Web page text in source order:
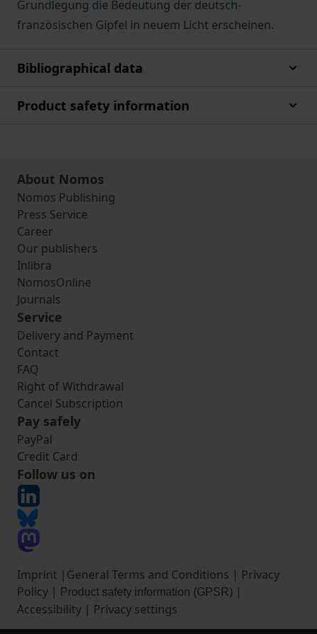
Grundlegung die Bedeutung der deutsch-
französischen Gipfel in neuem Licht erscheinen.
Bibliographical data
Product safety information
About Nomos
Nomos Publishing
Press Service
Career
Our publishers
Inlibra
NomosOnline
Journals
Service
Delivery and Payment
Contact
FAQ
Right of Withdrawal
Cancel Subscription
Pay safely
PayPal
Credit Card
Follow us on
Imprint | General Terms and Conditions | Privacy
Policy | Product safety information (GPSR) |
Accessibility | Privacy settings